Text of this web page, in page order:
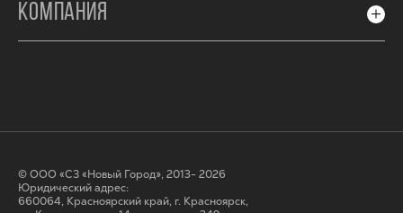
КОМПАНИЯ
© ООО «СЗ «Новый Город», 2013- 2026
Юридический адрес:
660064, Красноярский край, г. Красноярск,